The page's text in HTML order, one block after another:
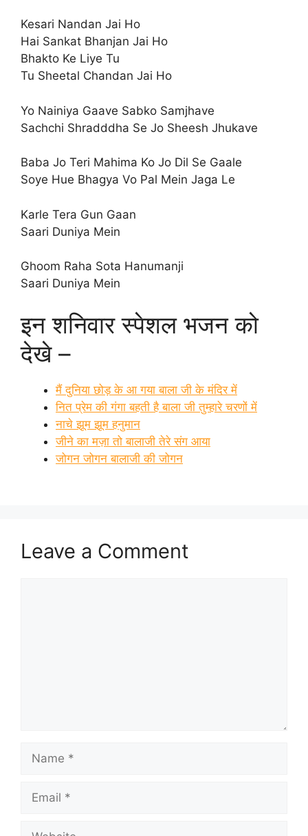
Kesari Nandan Jai Ho
Hai Sankat Bhanjan Jai Ho
Bhakto Ke Liye Tu
Tu Sheetal Chandan Jai Ho
Yo Nainiya Gaave Sabko Samjhave
Sachchi Shradddha Se Jo Sheesh Jhukave
Baba Jo Teri Mahima Ko Jo Dil Se Gaale
Soye Hue Bhagya Vo Pal Mein Jaga Le
Karle Tera Gun Gaan
Saari Duniya Mein
Ghoom Raha Sota Hanumanji
Saari Duniya Mein
इन शनिवार स्पेशल भजन को
देखे –
मैं दुनिया छोड़ के आ गया बाला जी के मंदिर में
नित प्रेम की गंगा बहती है बाला जी तुम्हारे चरणों में
नाचे झूम झूम हनुमान
जीने का मज़ा तो बालाजी तेरे संग आया
जोगन जोगन बालाजी की जोगन
Leave a Comment
Name
Email
Website